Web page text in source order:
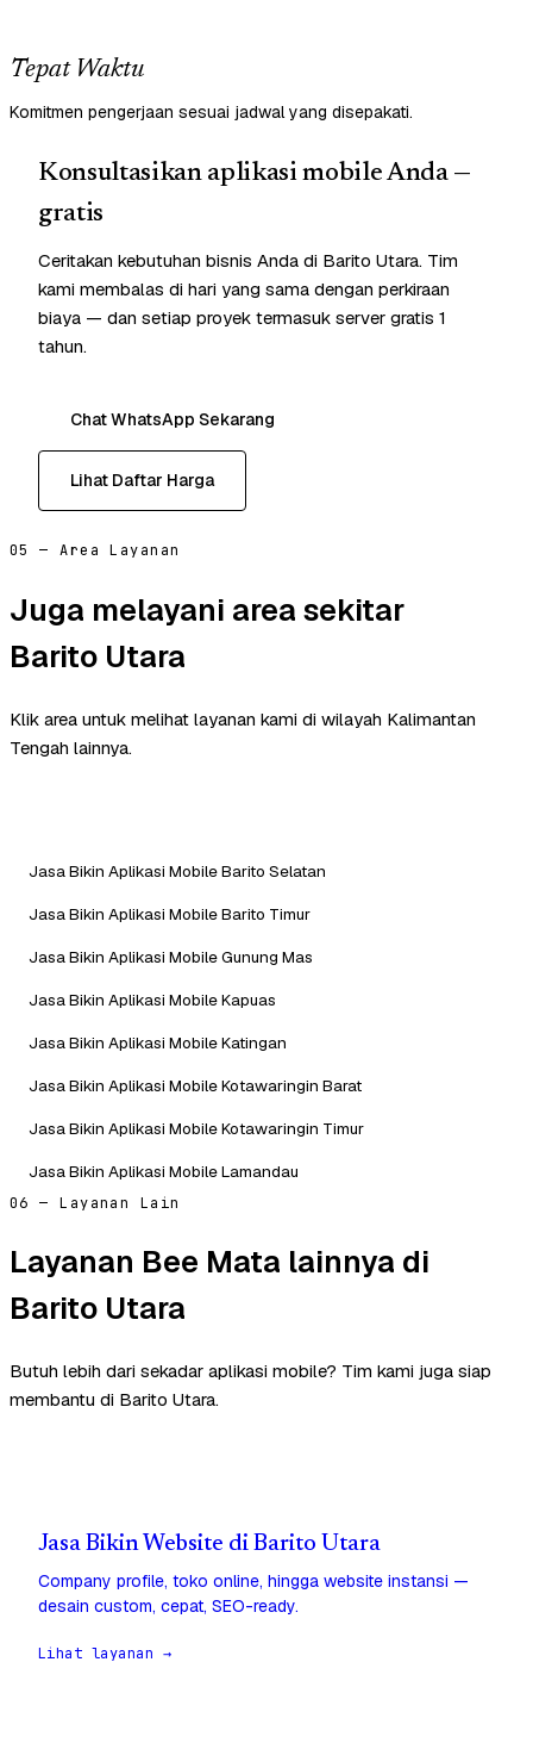
Tepat Waktu
Komitmen pengerjaan sesuai jadwal yang disepakati.
Konsultasikan aplikasi mobile Anda —
gratis
Ceritakan kebutuhan bisnis Anda di Barito Utara. Tim
kami membalas di hari yang sama dengan perkiraan
biaya — dan setiap proyek termasuk server gratis 1
tahun.
Chat WhatsApp Sekarang
Lihat Daftar Harga
05 — Area Layanan
Juga melayani area sekitar
Barito Utara
Klik area untuk melihat layanan kami di wilayah Kalimantan
Tengah lainnya.
Jasa Bikin Aplikasi Mobile Barito Selatan
Jasa Bikin Aplikasi Mobile Barito Timur
Jasa Bikin Aplikasi Mobile Gunung Mas
Jasa Bikin Aplikasi Mobile Kapuas
Jasa Bikin Aplikasi Mobile Katingan
Jasa Bikin Aplikasi Mobile Kotawaringin Barat
Jasa Bikin Aplikasi Mobile Kotawaringin Timur
Jasa Bikin Aplikasi Mobile Lamandau
06 — Layanan Lain
Layanan Bee Mata lainnya di
Barito Utara
Butuh lebih dari sekadar aplikasi mobile? Tim kami juga siap
membantu di Barito Utara.
Jasa Bikin Website di Barito Utara
Company profile, toko online, hingga website instansi —
desain custom, cepat, SEO-ready.
Lihat layanan →